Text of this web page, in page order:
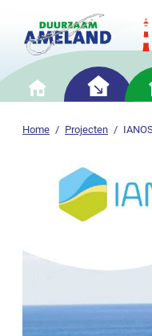
Home Projecten